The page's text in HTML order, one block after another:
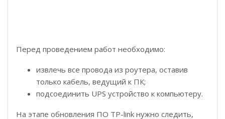
Перед проведением работ необходимо:
извлечь все провода из роутера, оставив
только кабель, ведущий к ПК;
подсоединить UPS устройство к компьютеру.
На этапе обновления ПО TP-link нужно следить,